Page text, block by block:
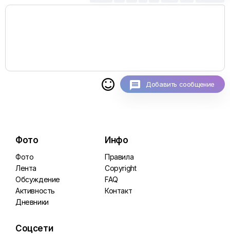
 Добавить сообщение
Фото
Фото
Лента
Обсуждение
Активность
Дневники
Инфо
Правила
Copyright
FAQ
Контакт
Соцсети